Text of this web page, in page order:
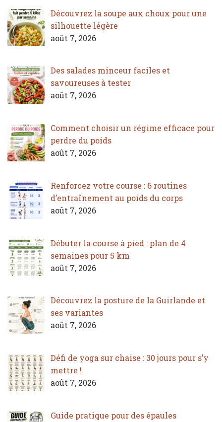
Découvrez la soupe aux choux pour une
silhouette légère
août 7, 2026
Des salades minceur faciles et
savoureuses à tester
août 7, 2026
Comment choisir un régime efficace pour
perdre du poids
août 7, 2026
Renforcez votre course : 6 routines
d’entraînement au poids du corps
août 7, 2026
Débuter la course à pied : plan de 4
semaines pour 5 km
août 7, 2026
Découvrez la posture de la Guirlande et
ses variantes
août 7, 2026
Défi de yoga sur chaise : 30 jours pour s’y
mettre !
août 7, 2026
Guide pratique pour des épaules